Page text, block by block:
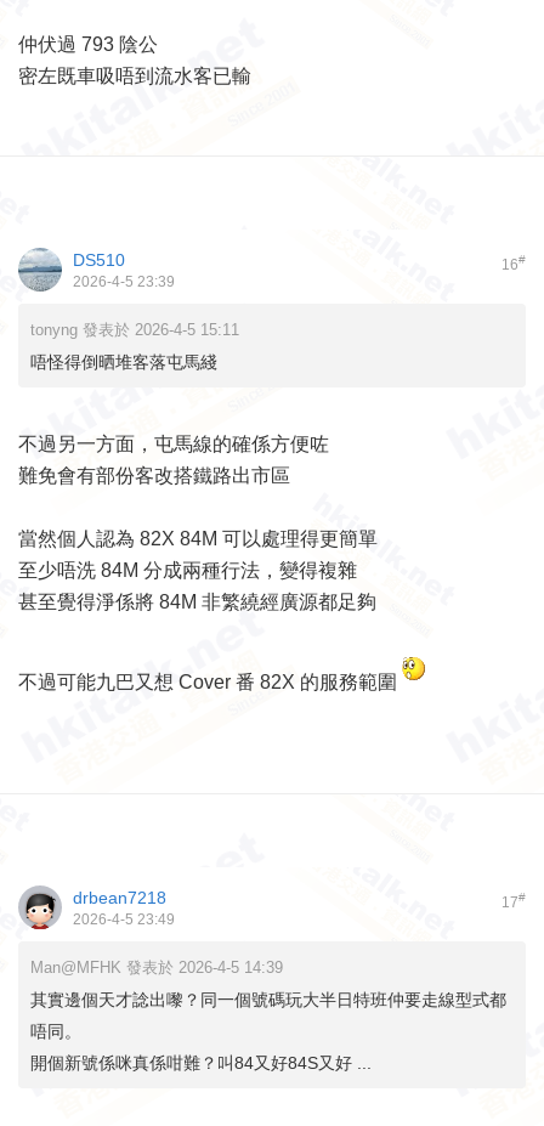
仲伏過 793 陰公
密左既車吸唔到流水客已輸
16#
DS510
2026-4-5 23:39
tonyng 發表於 2026-4-5 15:11
唔怪得倒晒堆客落屯馬綫
不過另一方面，屯馬線的確係方便咗
難免會有部份客改搭鐵路出市區
當然個人認為 82X 84M 可以處理得更簡單
至少唔洗 84M 分成兩種行法，變得複雜
甚至覺得淨係將 84M 非繁繞經廣源都足夠
不過可能九巴又想 Cover 番 82X 的服務範圍
17#
drbean7218
2026-4-5 23:49
Man@MFHK 發表於 2026-4-5 14:39
其實邊個天才諗出嚟？同一個號碼玩大半日特班仲要走線型式都
唔同。
開個新號係咪真係咁難？叫84又好84S又好 ...